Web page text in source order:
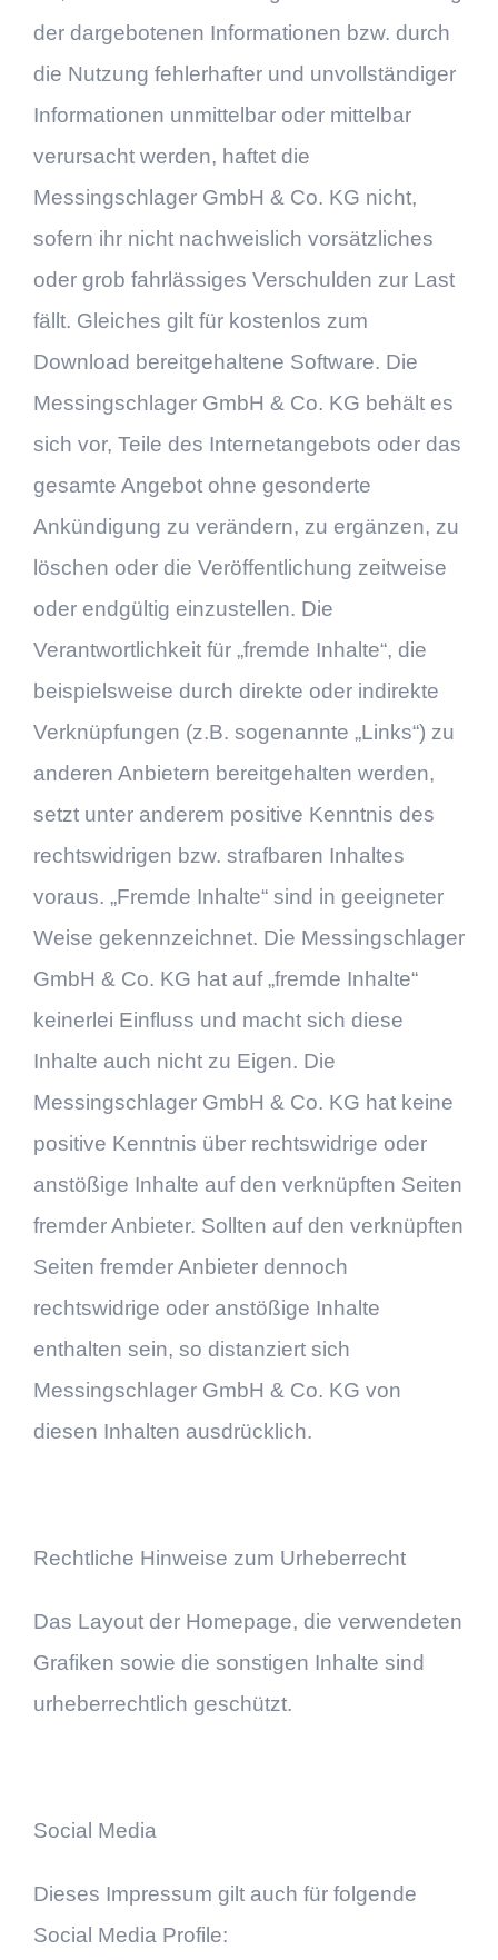
der dargebotenen Informationen bzw. durch
die Nutzung fehlerhafter und unvollständiger
Informationen unmittelbar oder mittelbar
verursacht werden, haftet die
Messingschlager GmbH & Co. KG nicht,
sofern ihr nicht nachweislich vorsätzliches
oder grob fahrlässiges Verschulden zur Last
fällt. Gleiches gilt für kostenlos zum
Download bereitgehaltene Software. Die
Messingschlager GmbH & Co. KG behält es
sich vor, Teile des Internetangebots oder das
gesamte Angebot ohne gesonderte
Ankündigung zu verändern, zu ergänzen, zu
löschen oder die Veröffentlichung zeitweise
oder endgültig einzustellen. Die
Verantwortlichkeit für „fremde Inhalte“, die
beispielsweise durch direkte oder indirekte
Verknüpfungen (z.B. sogenannte „Links“) zu
anderen Anbietern bereitgehalten werden,
setzt unter anderem positive Kenntnis des
rechtswidrigen bzw. strafbaren Inhaltes
voraus. „Fremde Inhalte“ sind in geeigneter
Weise gekennzeichnet. Die Messingschlager
GmbH & Co. KG hat auf „fremde Inhalte“
keinerlei Einfluss und macht sich diese
Inhalte auch nicht zu Eigen. Die
Messingschlager GmbH & Co. KG hat keine
positive Kenntnis über rechtswidrige oder
anstößige Inhalte auf den verknüpften Seiten
fremder Anbieter. Sollten auf den verknüpften
Seiten fremder Anbieter dennoch
rechtswidrige oder anstößige Inhalte
enthalten sein, so distanziert sich
Messingschlager GmbH & Co. KG von
diesen Inhalten ausdrücklich.
Rechtliche Hinweise zum Urheberrecht
Das Layout der Homepage, die verwendeten
Grafiken sowie die sonstigen Inhalte sind
urheberrechtlich geschützt.
Social Media
Dieses Impressum gilt auch für folgende
Social Media Profile: